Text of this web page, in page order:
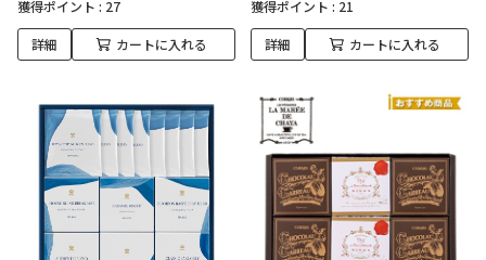
獲得ポイント : 27
詳細 カートに入れる
獲得ポイント : 21
詳細 カートに入れる